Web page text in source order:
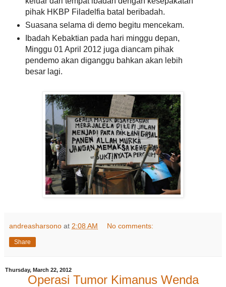
pihak HKBP Filadelfia batal beribadah.
Suasana selama di demo begitu mencekam.
Ibadah Kebaktian pada hari minggu depan,
Minggu 01 April 2012 juga diancam pihak
pendemo akan diganggu bahkan akan lebih
besar lagi.
andreasharsono at 2:08 AM No comments:
Share
Thursday, March 22, 2012
Operasi Tumor Kimanus Wenda